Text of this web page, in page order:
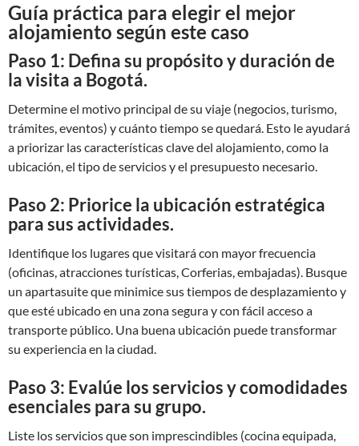
Guía práctica para elegir el mejor
alojamiento según este caso
Paso 1: Defina su propósito y duración de
la visita a Bogotá.
Determine el motivo principal de su viaje (negocios, turismo,
trámites, eventos) y cuánto tiempo se quedará. Esto le ayudará
a priorizar las características clave del alojamiento, como la
ubicación, el tipo de servicios y el presupuesto necesario.
Paso 2: Priorice la ubicación estratégica
para sus actividades.
Identifique los lugares que visitará con mayor frecuencia
(oficinas, atracciones turísticas, Corferias, embajadas). Busque
un apartasuite que minimice sus tiempos de desplazamiento y
que esté ubicado en una zona segura y con fácil acceso a
transporte público. Una buena ubicación puede transformar
su experiencia en la ciudad.
Paso 3: Evalúe los servicios y comodidades
esenciales para su grupo.
Liste los servicios que son imprescindibles (cocina equipada,